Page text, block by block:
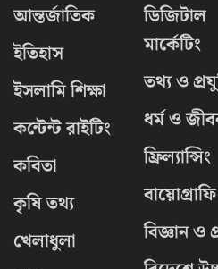
আন্তর্জাতিক
ইতিহাস
ইসলামি শিক্ষা
কন্টেন্ট রাইটিং
কবিতা
কৃষি তথ্য
খেলাধুলা
ডিজিটাল
মার্কেটিং
তথ্য ও
ধর্ম ও
ফ্রিল্যান্সিং
বায়োগ্রাফি
বিজ্ঞান ও